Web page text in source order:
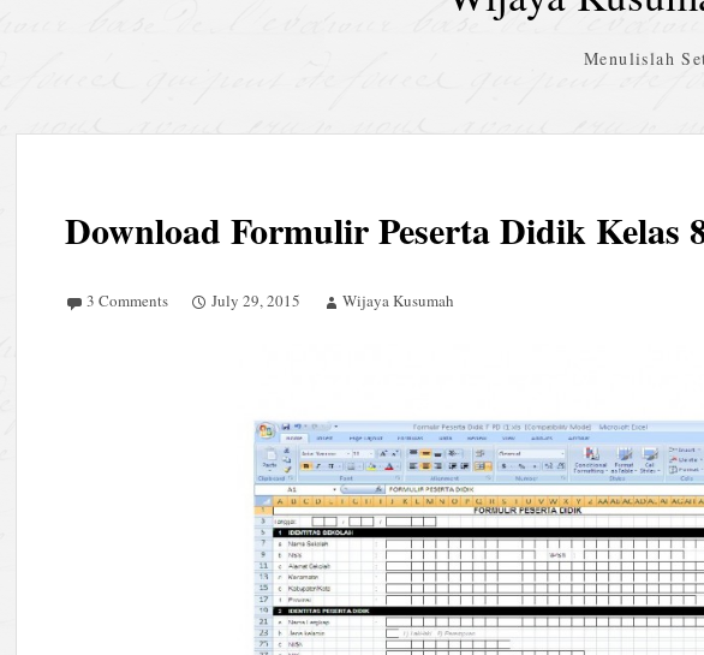
Menulislah
Download Formulir Peserta Didik Kelas
3 Comments July 29, 2015 Wijaya Kusumah